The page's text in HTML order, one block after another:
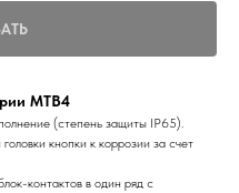
MTB4
(степень защиты IP65).
кнопки к коррозии за счет
контактов в один ряд с